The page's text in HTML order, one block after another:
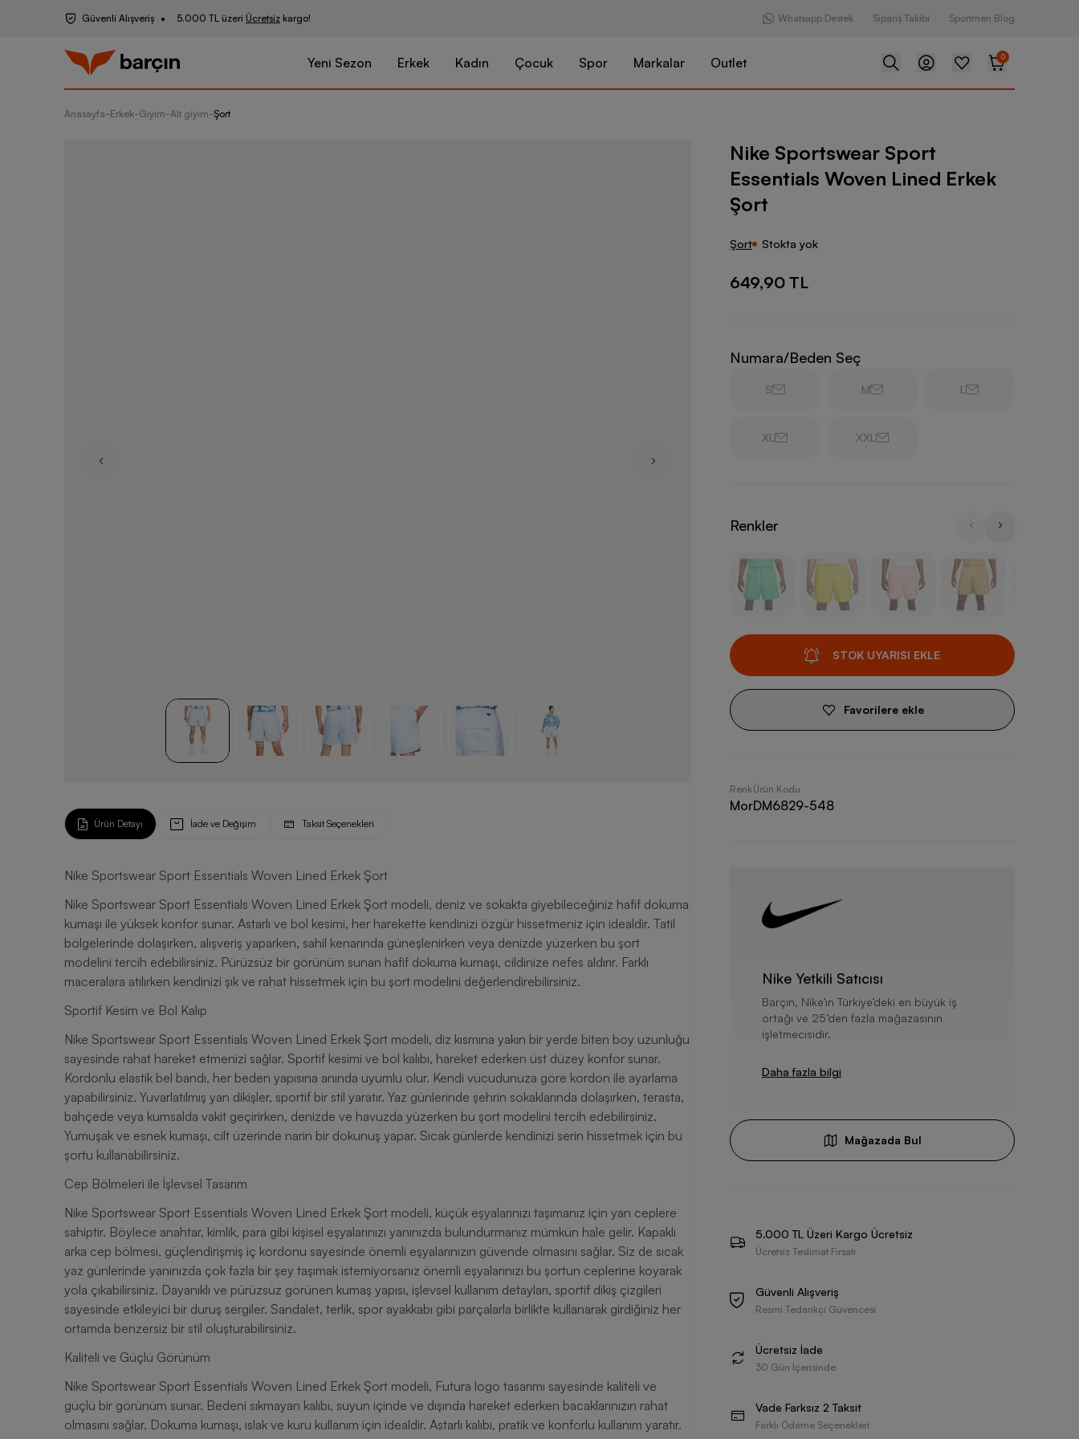
Güvenli Alışveriş 5.000 TL üzeri Ücretsiz kargo! Whatsapp Destek Sipariş Takibi Sportmen Blog
Yeni Sezon Erkek Kadın Çocuk Spor Markalar Outlet 0
Anasayfa-Erkek-Giyim-Alt giyim-Şort
Nike Sportswear Sport Essentials Woven Lined Erkek Şort
Ürün Detayı İade ve Değişim Taksit Seçenekleri
Nike Sportswear Sport Essentials Woven Lined Erkek Şort
Nike Sportswear Sport Essentials Woven Lined Erkek Şort modeli, deniz ve sokakta giyebileceğiniz hafif dokuma
kumaşı ile yüksek konfor sunar. Astarlı ve bol kesimi, her harekette kendinizi özgür hissetmeniz için idealdir. Tatil
bölgelerinde dolaşırken, alışveriş yaparken, sahil kenarında güneşlenirken veya denizde yüzerken bu şort
modelini tercih edebilirsiniz. Pürüzsüz bir görünüm sunan hafif dokuma kumaşı, cildinize nefes aldırır. Farklı
maceralara atılırken kendinizi şık ve rahat hissetmek için bu şort modelini değerlendirebilirsiniz.
Sportif Kesim ve Bol Kalıp
Nike Sportswear Sport Essentials Woven Lined Erkek Şort modeli, diz kısmına yakın bir yerde biten boy uzunluğu
sayesinde rahat hareket etmenizi sağlar. Sportif kesimi ve bol kalıbı, hareket ederken üst düzey konfor sunar.
Kordonlu elastik bel bandı, her beden yapısına anında uyumlu olur. Kendi vücudunuza göre kordon ile ayarlama
yapabilirsiniz. Yuvarlatılmış yan dikişler, sportif bir stil yaratır. Yaz günlerinde şehrin sokaklarında dolaşırken, terasta,
bahçede veya kumsalda vakit geçirirken, denizde ve havuzda yüzerken bu şort modelini tercih edebilirsiniz.
Yumuşak ve esnek kumaşı, cilt üzerinde narin bir dokunuş yapar. Sıcak günlerde kendinizi serin hissetmek için bu
şortu kullanabilirsiniz.
Cep Bölmeleri ile İşlevsel Tasarım
Nike Sportswear Sport Essentials Woven Lined Erkek Şort modeli, küçük eşyalarınızı taşımanız için yan ceplere
sahiptir. Böylece anahtar, kimlik, para gibi kişisel eşyalarınızı yanınızda bulundurmanız mümkün hale gelir. Kapaklı
arka cep bölmesi, güçlendirişmiş iç kordonu sayesinde önemli eşyalarınızın güvende olmasını sağlar. Siz de sıcak
yaz günlerinde yanınızda çok fazla bir şey taşımak istemiyorsanız önemli eşyalarınızı bu şortun ceplerine koyarak
yola çıkabilirsiniz. Dayanıklı ve pürüzsüz görünen kumaş yapısı, işlevsel kullanım detayları, sportif dikiş çizgileri
sayesinde etkileyici bir duruş sergiler. Sandalet, terlik, spor ayakkabı gibi parçalarla birlikte kullanarak girdiğiniz her
ortamda benzersiz bir stil oluşturabilirsiniz.
Kaliteli ve Güçlü Görünüm
Nike Sportswear Sport Essentials Woven Lined Erkek Şort modeli, Futura logo tasarımı sayesinde kaliteli ve
güçlü bir görünüm sunar. Bedeni sıkmayan kalıbı, suyun içinde ve dışında hareket ederken bacaklarınızın rahat
olmasını sağlar. Dokuma kumaşı, ıslak ve kuru kullanım için idealdir. Astarlı kalıbı, pratik ve konforlu kullanım yaratır.
Nike Sportswear Sport
Essentials Woven Lined Erkek
Şort
Şort Stokta yok
649,90 TL
Numara/Beden Seç
S M L
XL XXL
Renkler
STOK UYARISI EKLE
Favorilere ekle
Renk
Mor
Ürün Kodu
DM6829-548
Nike Yetkili Satıcısı
Barçın, Nike’ın Türkiye’deki en büyük iş
ortağı ve 25’den fazla mağazasının
işletmecisidir.
Daha fazla bilgi
Mağazada Bul
5.000 TL Üzeri Kargo Ücretsiz
Ücretsiz Teslimat Fırsatı
Güvenli Alışveriş
Resmi Tedarikçi Güvencesi
Ücretsiz İade
30 Gün İçerisinde
Vade Farksız 2 Taksit
Farklı Ödeme Seçenekleri